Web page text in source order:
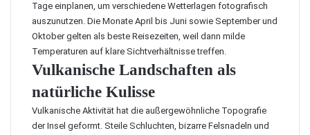
Tage einplanen, um verschiedene Wetterlagen fotografisch
auszunutzen. Die Monate April bis Juni sowie September und
Oktober gelten als beste Reisezeiten, weil dann milde
Temperaturen auf klare Sichtverhältnisse treffen.
Vulkanische Landschaften als
natürliche Kulisse
Vulkanische Aktivität hat die außergewöhnliche Topografie
der Insel geformt. Steile Schluchten, bizarre Felsnadeln und